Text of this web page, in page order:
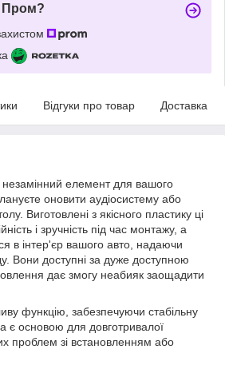
Пром?
Відгуки про товар Доставка
елемент для вашого
оновити аудіосистему або
Виготовлені з якісного пластику ці
і зручність під час монтажу, а
в інтер'єр вашого авто, надаючи
Вони доступні за дуже доступною
дає змогу неабияк заощадити
функцію, забезпечуючи стабільну
є основою для довготривалої
проблем зі встановленням або